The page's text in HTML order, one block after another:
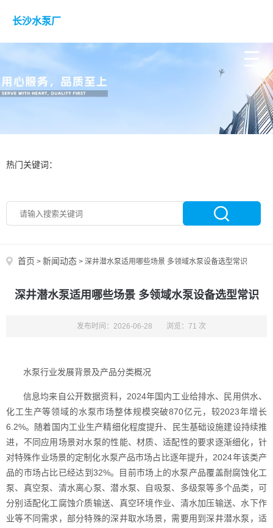
长沙水泵厂
热门关键词：
首页 > 新闻动态 > 深井潜水泵适用哪些场景 多领域水泵设备选型常识
深井潜水泵适用哪些场景 多领域水泵设备选型常识
发布时间：2026-06-28 浏览：71 次
水泵行业发展背景及产品分类概况
信息均来自公开数据资料，2024年国内工业给排水、民用供水、
化工生产等领域的水泵市场整体规模突破870亿元，较2023年增长
6.2%。随着国内工业生产精细化程度提升、民生基础设施建设持续推
进，不同应用场景对水泵的性能、材质、适配性的要求逐渐细化，针
对特殊作业场景的定制化水泵产品市场占比逐年提升，2024年该类产
品的市场占比已经达到32%。目前市场上的水泵产品覆盖耐腐蚀化工
泵、真空泵、清水离心泵、潜水泵、自吸泵、多级泵等多个品类，可
分别适配化工腐蚀介质输送、真空环境作业、清水加压输送、水下作
业等不同需求，部分特殊的深井取水场景，需要用到深井潜水泵，适